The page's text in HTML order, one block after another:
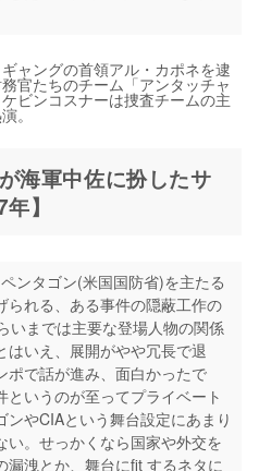
ャングの首領アル・カポネを逮
官たちのチーム「アンタッチャ
ビンコスナーは捜査チームの主
。
海軍中佐に扮したサ
】
ンタゴン(米国国防省)を主たる
られる、ある事件の隠蔽工作の
いまでは主要な登場人物の関係
はいえ、展開がやや冗長で退
ポで話が進み、面白かったで
というのが至ってプライベート
ンやCIAという舞台設定にあまり
い。せっかくなら国家や外交を
漏洩とか、舞台にfit するネタに